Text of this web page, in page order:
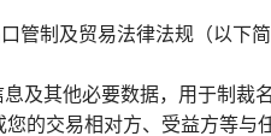
管制及贸易法律法规（以下
及其他必要数据，用于制裁
的交易相对方、受益方等与